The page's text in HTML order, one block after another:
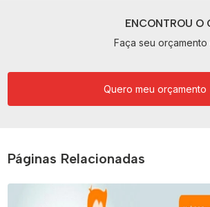
ENCONTROU O
Faça seu
Quero meu orçamento
Páginas Relacionadas